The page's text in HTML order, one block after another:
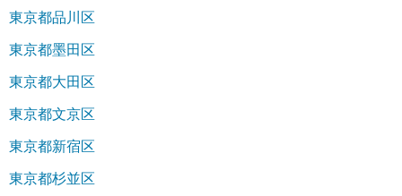
東京都品川区
東京都墨田区
東京都大田区
東京都文京区
東京都新宿区
東京都杉並区